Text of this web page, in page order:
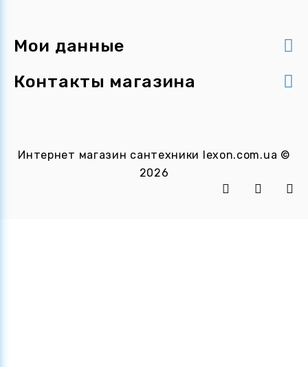
Мои данные
Контакты магазина
Интернет магазин сантехники lexon.com.ua ©
2026